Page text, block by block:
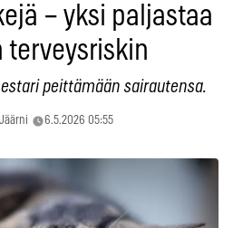
– yksi paljastaa
terveysriskin
peittämään sairautensa.
6.5.2026 05:55